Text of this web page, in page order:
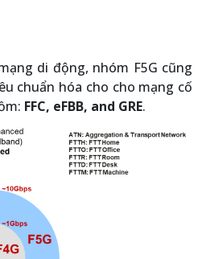
di động, nhóm F5G cũng
chuẩn hóa cho cho mạng cố
FFC, eFBB, and GRE.